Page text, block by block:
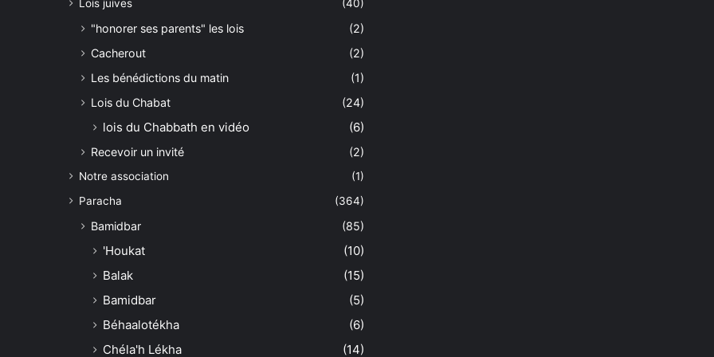
Lois juives (40)
"honorer ses parents" les lois
(2)
Cacherout
(2)
Les bénédictions du matin
(1)
Lois du Chabat
(24)
lois du Chabbath en vidéo (6)
Recevoir un invité (2)
Notre association
(1)
Paracha
(364)
Bamidbar (85)
'Houkat
(10)
Balak
(15)
Bamidbar
(5)
Béhaalotékha
(6)
Chéla'h Lékha
(14)